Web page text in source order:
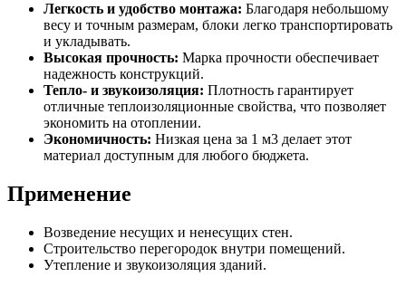
Легкость и удобство монтажа: Благодаря небольшому
весу и точным размерам, блоки легко транспортировать
и укладывать.
Высокая прочность: Марка прочности обеспечивает
надежность конструкций.
Тепло- и звукоизоляция: Плотность гарантирует
отличные теплоизоляционные свойства, что позволяет
экономить на отоплении.
Экономичность: Низкая цена за 1 м3 делает этот
материал доступным для любого бюджета.
Применение
Возведение несущих и ненесущих стен.
Строительство перегородок внутри помещений.
Утепление и звукоизоляция зданий.